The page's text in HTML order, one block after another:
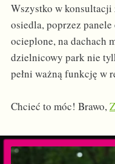
Wszystko w konsultacji
osiedla, poprzez
ocieplone, na dachach
dzielnicowy park nie
pełni ważną funkcję w
Chcieć to móc! Brawo,